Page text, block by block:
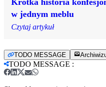
w jednym meblu
Czytaj artykuł
TODO MESSAGE
TODO MESSAGE :